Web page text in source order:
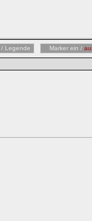
/ Legende Marker ein /